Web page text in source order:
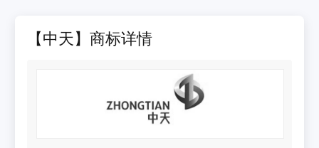
【中天】商标详情